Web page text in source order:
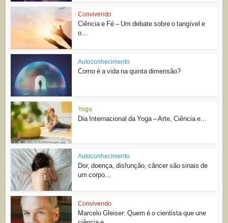
Convivendo
Ciência e Fé – Um debate sobre o tangível e
o...
Autoconhecimento
Como é a vida na quinta dimensão?
Yoga
Dia Internacional da Yoga – Arte, Ciência e...
Autoconhecimento
Dor, doença, disfunção, câncer são sinais de
um corpo...
Convivendo
Marcelo Gleiser: Quem é o cientista que une